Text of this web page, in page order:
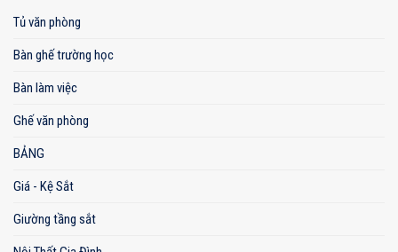
Tủ văn phòng
Bàn ghế trường học
Bàn làm việc
Ghế văn phòng
BẢNG
Giá - Kệ Sắt
Giường tầng sắt